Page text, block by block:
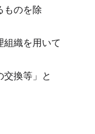
ものを除
織を用いて
換等」と